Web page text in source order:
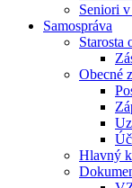
Seniori
Samospráva
Starosta
Obecné
Hlavný